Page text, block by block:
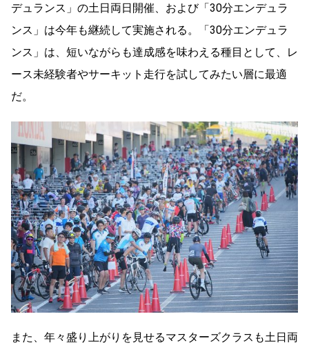
デュランス」の土日両日開催、および「30分エンデュラ
ンス」は今年も継続して実施される。「30分エンデュラ
ンス」は、短いながらも達成感を味わえる種目として、レ
ース未経験者やサーキット走行を試してみたい層に最適
だ。
また、年々盛り上がりを見せるマスターズクラスも土日両